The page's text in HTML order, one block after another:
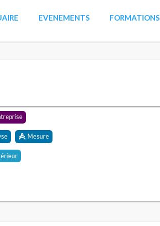
EVENEMENTS FORMATIONS
Mesure